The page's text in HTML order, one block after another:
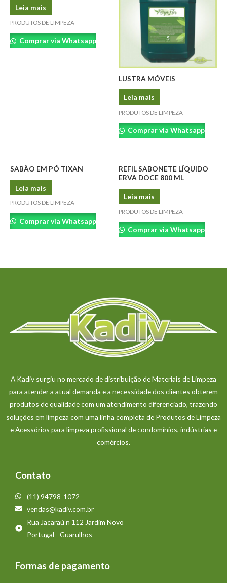
Leia mais
PRODUTOS DE LIMPEZA
Comprar via Whatsapp
LUSTRA MÓVEIS
Leia mais
PRODUTOS DE LIMPEZA
Comprar via Whatsapp
SABÃO EM PÓ TIXAN
Leia mais
PRODUTOS DE LIMPEZA
Comprar via Whatsapp
REFIL SABONETE LÍQUIDO
ERVA DOCE 800 ML
Leia mais
PRODUTOS DE LIMPEZA
Comprar via Whatsapp
A Kadiv surgiu no mercado de distribuição de Materiais de Limpeza
para atender a atual demanda e a necessidade dos clientes obterem
produtos de qualidade com um atendimento diferenciado, trazendo
soluções em limpeza com uma linha completa de Produtos de Limpeza
e Acessórios para limpeza profissional de condomínios, indústrias e
comércios.
Contato
(11) 94798-1072
vendas@kadiv.com.br
Rua Jacaraú n 112 Jardim Novo
Portugal - Guarulhos
Formas de pagamento